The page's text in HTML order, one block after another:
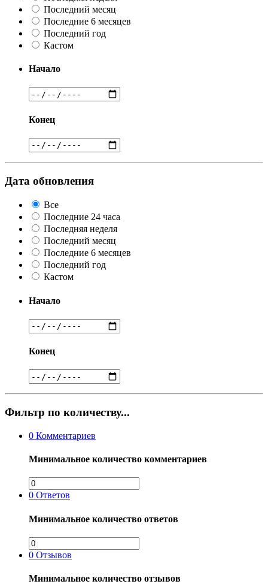
Последний месяц
Последние 6 месяцев
Последний год
Кастом
Начало
Конец
Дата обновления
Все
Последние 24 часа
Последняя неделя
Последний месяц
Последние 6 месяцев
Последний год
Кастом
Начало
Конец
Фильтр по количеству...
0 Комментариев
Минимальное количество комментариев
0 Ответов
Минимальное количество ответов
0 Отзывов
Минимальное количество отзывов